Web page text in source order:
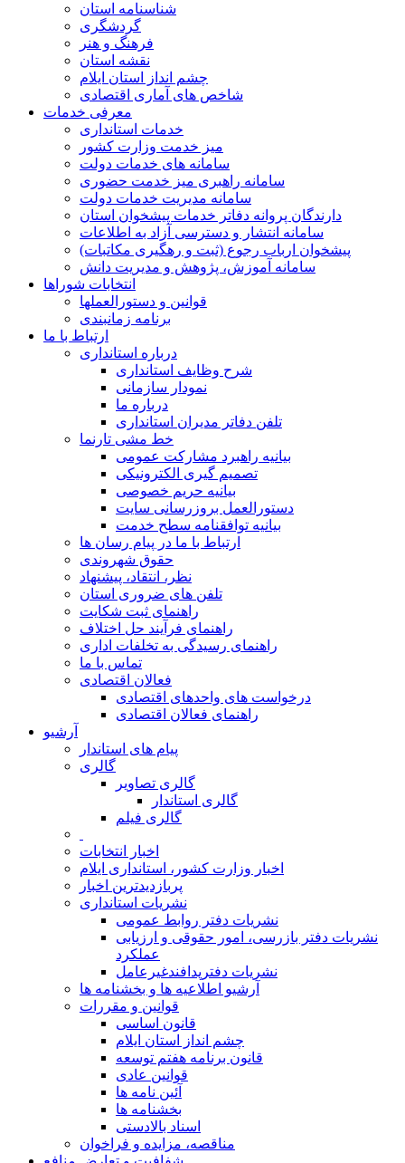
شناسنامه استان
گردشگری
فرهنگ و هنر
نقشه استان
چشم انداز استان ایلام
شاخص های آماری اقتصادی
معرفی خدمات
خدمات استانداری
میز خدمت وزارت کشور
سامانه های خدمات دولت
سامانه راهبری میز خدمت حضوری
سامانه مدیریت خدمات دولت
دارندگان پروانه دفاتر خدمات پیشخوان استان
سامانه انتشار و دسترسی آزاد به اطلاعات
پیشخوان ارباب رجوع (ثبت و رهگیری مکاتبات)
سامانه آموزش، پژوهش و مدیریت دانش
انتخابات شوراها
قوانین و دستورالعملها
برنامه زمانبندی
ارتباط با ما
درباره استانداری
شرح وظایف استانداری
نمودار سازمانی
درباره ما
تلفن دفاتر مدیران استانداری
خط مشی تارنما
بیانیه راهبرد مشارکت عمومی
تصمیم گیری الکترونیکی
بیانیه حریم خصوصی
دستورالعمل بروزرسانی سایت
بیانیه توافقنامه سطح خدمت
ارتباط با ما در پیام رسان ها
حقوق شهروندی
نظر، انتقاد، پیشنهاد
تلفن های ضروری استان
راهنمای ثبت شکایت
راهنمای فرآیند حل اختلاف
راهنمای رسیدگی به تخلفات اداری
تماس با ما
فعالان اقتصادی
درخواست های واحدهای اقتصادی
راهنمای فعالان اقتصادی
آرشیو
پیام های استاندار
گالری
گالری تصاویر
گالری استاندار
گالری فیلم
اخبار انتخابات
اخبار وزارت کشور، استانداری ایلام
پربازدیدترین اخبار
نشریات استانداری
نشریات دفتر روابط عمومی
نشريات دفتر بازرسی، امور حقوقی و ارزيابی
عملکرد
نشريات دفترپدافندغيرعامل
آرشیو اطلاعیه ها و بخشنامه ها
قوانین و مقررات
قانون اساسی
چشم انداز استان ایلام
قانون برنامه هفتم توسعه
قوانین عادی
آئین نامه ها
بخشنامه ها
اسناد بالادستی
مناقصه، مزایده و فراخوان